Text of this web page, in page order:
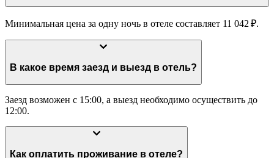
Минимальная цена за одну ночь в отеле составляет 11 042 ₽.
В какое время заезд и выезд в отель?
Заезд возможен с 15:00, а выезд необходимо осуществить до
12:00.
Как оплатить проживание в отеле?